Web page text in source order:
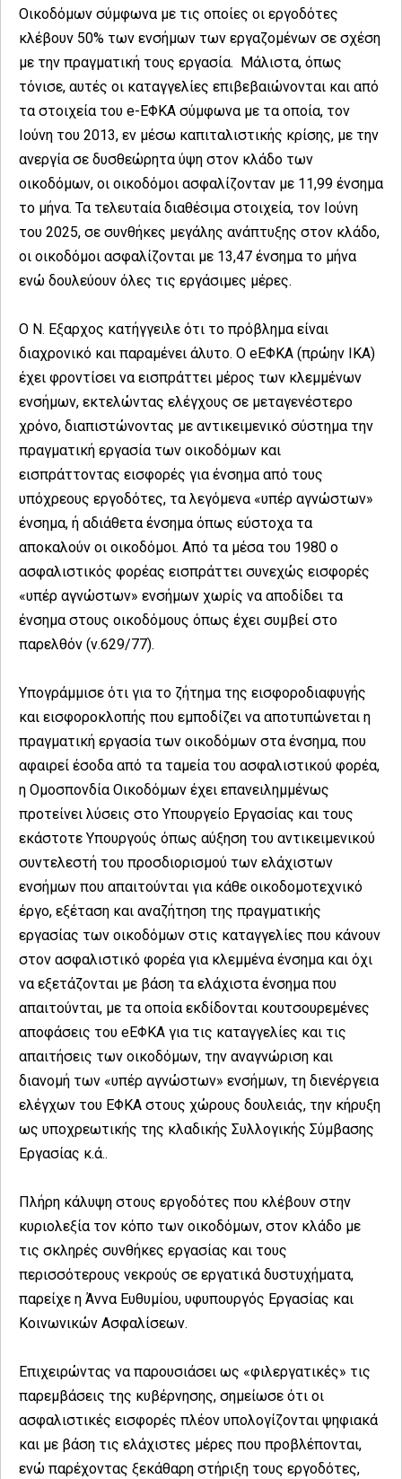
Οικοδόμων σύμφωνα με τις οποίες οι εργοδότες
κλέβουν 50% των ενσήμων των εργαζομένων σε σχέση
με την πραγματική τους εργασία. Μάλιστα, όπως
τόνισε, αυτές οι καταγγελίες επιβεβαιώνονται και από
τα στοιχεία του e-ΕΦΚΑ σύμφωνα με τα οποία, τον
Ιούνη του 2013, εν μέσω καπιταλιστικής κρίσης, με την
ανεργία σε δυσθεώρητα ύψη στον κλάδο των
οικοδόμων, οι οικοδόμοι ασφαλίζονταν με 11,99 ένσημα
το μήνα. Τα τελευταία διαθέσιμα στοιχεία, τον Ιούνη
του 2025, σε συνθήκες μεγάλης ανάπτυξης στον κλάδο,
οι οικοδόμοι ασφαλίζονται με 13,47 ένσημα το μήνα
ενώ δουλεύουν όλες τις εργάσιμες μέρες.
Ο Ν. Εξαρχος κατήγγειλε ότι το πρόβλημα είναι
διαχρονικό και παραμένει άλυτο. Ο eΕΦΚΑ (πρώην ΙΚΑ)
έχει φροντίσει να εισπράττει μέρος των κλεμμένων
ενσήμων, εκτελώντας ελέγχους σε μεταγενέστερο
χρόνο, διαπιστώνοντας με αντικειμενικό σύστημα την
πραγματική εργασία των οικοδόμων και
εισπράττοντας εισφορές για ένσημα από τους
υπόχρεους εργοδότες, τα λεγόμενα «υπέρ αγνώστων»
ένσημα, ή αδιάθετα ένσημα όπως εύστοχα τα
αποκαλούν οι οικοδόμοι. Από τα μέσα του 1980 ο
ασφαλιστικός φορέας εισπράττει συνεχώς εισφορές
«υπέρ αγνώστων» ενσήμων χωρίς να αποδίδει τα
ένσημα στους οικοδόμους όπως έχει συμβεί στο
παρελθόν (ν.629/77).
Υπογράμμισε ότι για το ζήτημα της εισφοροδιαφυγής
και εισφοροκλοπής που εμποδίζει να αποτυπώνεται η
πραγματική εργασία των οικοδόμων στα ένσημα, που
αφαιρεί έσοδα από τα ταμεία του ασφαλιστικού φορέα,
η Ομοσπονδία Οικοδόμων έχει επανειλημμένως
προτείνει λύσεις στο Υπουργείο Εργασίας και τους
εκάστοτε Υπουργούς όπως αύξηση του αντικειμενικού
συντελεστή του προσδιορισμού των ελάχιστων
ενσήμων που απαιτούνται για κάθε οικοδομοτεχνικό
έργο, εξέταση και αναζήτηση της πραγματικής
εργασίας των οικοδόμων στις καταγγελίες που κάνουν
στον ασφαλιστικό φορέα για κλεμμένα ένσημα και όχι
να εξετάζονται με βάση τα ελάχιστα ένσημα που
απαιτούνται, με τα οποία εκδίδονται κουτσουρεμένες
αποφάσεις του eΕΦΚΑ για τις καταγγελίες και τις
απαιτήσεις των οικοδόμων, την αναγνώριση και
διανομή των «υπέρ αγνώστων» ενσήμων, τη διενέργεια
ελέγχων του ΕΦΚΑ στους χώρους δουλειάς, την κήρυξη
ως υποχρεωτικής της κλαδικής Συλλογικής Σύμβασης
Εργασίας κ.ά..
Πλήρη κάλυψη στους εργοδότες που κλέβουν στην
κυριολεξία τον κόπο των οικοδόμων, στον κλάδο με
τις σκληρές συνθήκες εργασίας και τους
περισσότερους νεκρούς σε εργατικά δυστυχήματα,
παρείχε η Άννα Ευθυμίου, υφυπουργός Εργασίας και
Κοινωνικών Ασφαλίσεων.
Επιχειρώντας να παρουσιάσει ως «φιλεργατικές» τις
παρεμβάσεις της κυβέρνησης, σημείωσε ότι οι
ασφαλιστικές εισφορές πλέον υπολογίζονται ψηφιακά
και με βάση τις ελάχιστες μέρες που προβλέπονται,
ενώ παρέχοντας ξεκάθαρη στήριξη τους εργοδότες,